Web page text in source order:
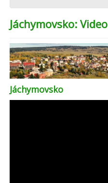
Jáchymovsko: Video
Jáchymovsko